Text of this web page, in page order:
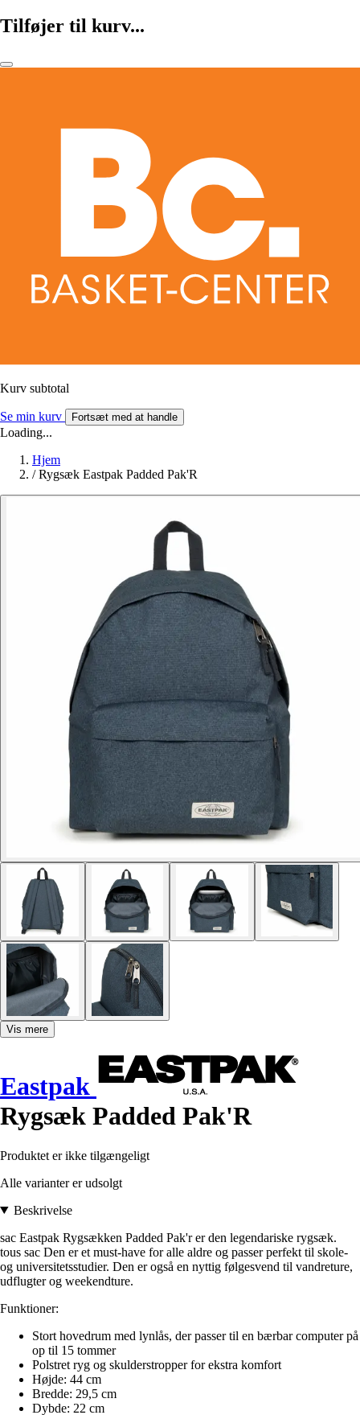
Tilføjer til kurv...
Kurv subtotal
Se min kurv Fortsæt med at handle
Loading...
Hjem
/ Rygsæk Eastpak Padded Pak'R
Vis mere
Eastpak
Rygsæk Padded Pak'R
Produktet er ikke tilgængeligt
Alle varianter er udsolgt
Beskrivelse
sac Eastpak Rygsækken Padded Pak'r er den legendariske rygsæk.
tous sac Den er et must-have for alle aldre og passer perfekt til skole-
og universitetsstudier. Den er også en nyttig følgesvend til vandreture,
udflugter og weekendture.
Funktioner:
Stort hovedrum med lynlås, der passer til en bærbar computer på
op til 15 tommer
Polstret ryg og skulderstropper for ekstra komfort
Højde: 44 cm
Bredde: 29,5 cm
Dybde: 22 cm